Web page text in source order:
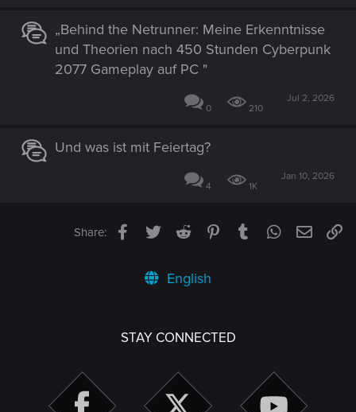
„Behind the Netrunner: Meine Erkenntnisse
und Theorien nach 450 Stunden Cyberpunk
2077 Gameplay auf PC "
0 210
Jul 2, 2026
Und was ist mit Feiertag?
4 1K
Jan 10, 2026
Share: Facebook
TwitterReddit PinterestTumblrWhatsApp
Email
English
STAY CONNECTED